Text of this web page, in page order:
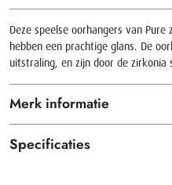
Deze speelse oorhangers van
hebben een prachtige glans. De
uitstraling, en zijn door de zirkonia
Merk informatie
Specificaties